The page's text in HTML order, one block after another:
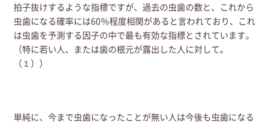
拍子抜けするような指標ですが、過去の虫歯の数と、これから
虫歯になる確率には60％程度相関があると言われており、これ
は虫歯を予測する因子の中で最も有効な指標とされています。
（特に若い人、または歯の根元が露出した人に対して。
（１））
単純に、今まで虫歯になったことが無い人は今後も虫歯になる